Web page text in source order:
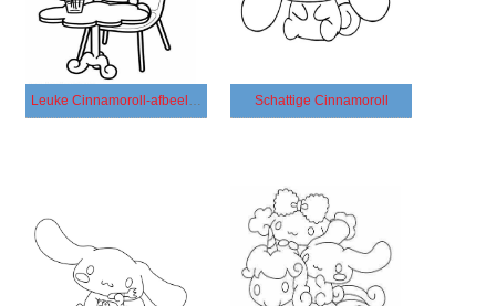
Leuke Cinnamoroll-afbeelding Schattige Cinnamoroll